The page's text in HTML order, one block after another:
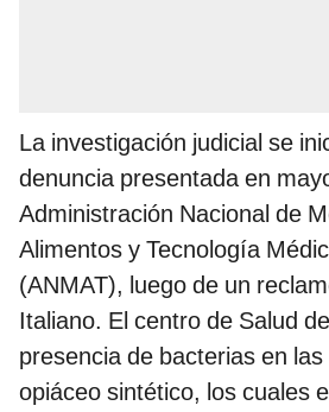
La investigación judicial se
denuncia presentada en
Administración Nacional de
Alimentos y Tecnología
(ANMAT), luego de un
Italiano. El centro de Salud
presencia de bacterias en
opiáceo sintético, los cuales